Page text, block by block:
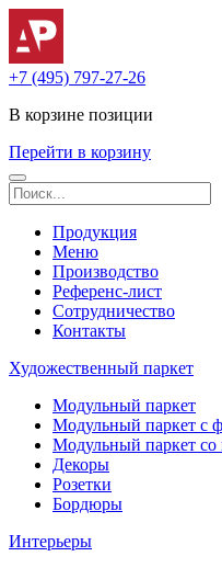
+7 (495) 797-27-26
В корзине позиции
Перейти в корзину
Продукция
Меню
Производство
Референс-лист
Сотрудничество
Контакты
Художественный паркет
Модульный паркет
Модульный паркет с
Модульный паркет со
Декоры
Розетки
Бордюры
Интерьеры